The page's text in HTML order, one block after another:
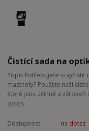
Čistící sada na
Popis Potřebujete si vyčistit
mastnoty? Použijte naši
které jsou účinné a zároveň
popis
Dostupnost na dotaz